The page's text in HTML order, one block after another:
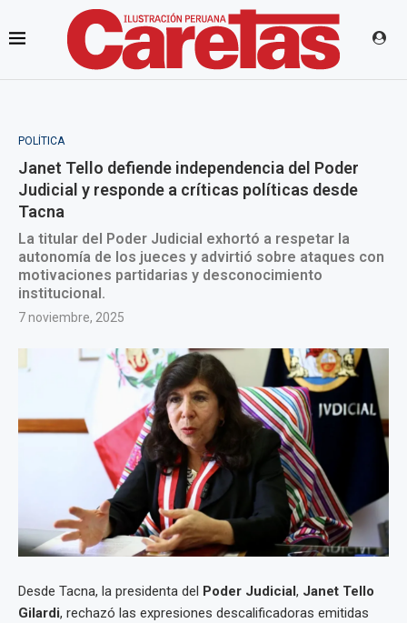
POLÍTICA
Janet Tello defiende independencia del Poder
Judicial y responde a críticas políticas desde
Tacna
La titular del Poder Judicial exhortó a respetar la
autonomía de los jueces y advirtió sobre ataques con
motivaciones partidarias y desconocimiento
institucional.
7 noviembre, 2025
Desde Tacna, la presidenta del Poder Judicial , Janet Tello
Gilardi, rechazó las expresiones descalificadoras emitidas